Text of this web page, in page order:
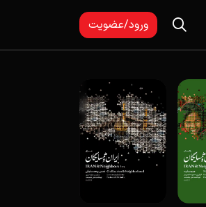
ورود/عضویت